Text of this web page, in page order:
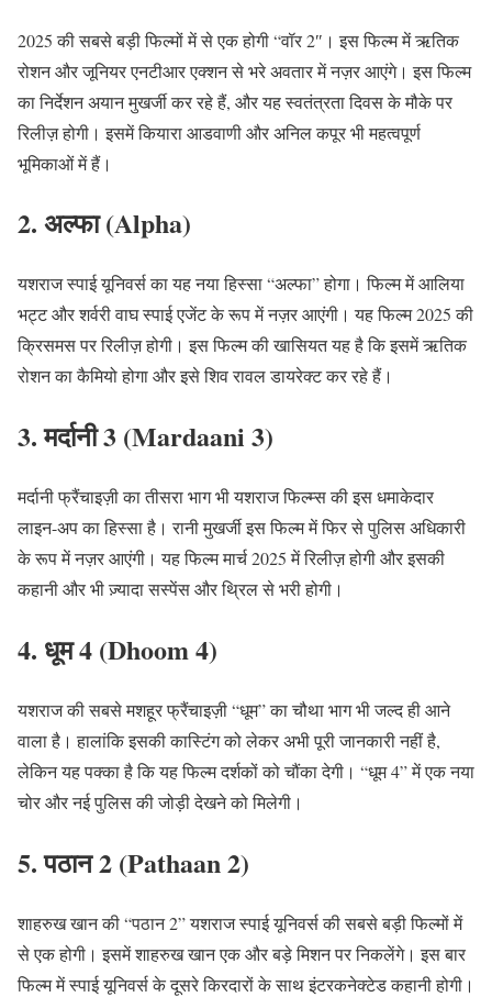
2025 की सबसे बड़ी फिल्मों में से एक होगी “वॉर 2″। इस फिल्म में ऋतिक
रोशन और जूनियर एनटीआर एक्शन से भरे अवतार में नज़र आएंगे। इस फिल्म
का निर्देशन अयान मुखर्जी कर रहे हैं, और यह स्वतंत्रता दिवस के मौके पर
रिलीज़ होगी। इसमें कियारा आडवाणी और अनिल कपूर भी महत्वपूर्ण
भूमिकाओं में हैं।
2. अल्फा (Alpha)
यशराज स्पाई यूनिवर्स का यह नया हिस्सा “अल्फा” होगा। फिल्म में आलिया
भट्ट और शर्वरी वाघ स्पाई एजेंट के रूप में नज़र आएंगी। यह फिल्म 2025 की
क्रिसमस पर रिलीज़ होगी। इस फिल्म की खासियत यह है कि इसमें ऋतिक
रोशन का कैमियो होगा और इसे शिव रावल डायरेक्ट कर रहे हैं।
3. मर्दानी 3 (Mardaani 3)
मर्दानी फ्रैंचाइज़ी का तीसरा भाग भी यशराज फिल्म्स की इस धमाकेदार
लाइन-अप का हिस्सा है। रानी मुखर्जी इस फिल्म में फिर से पुलिस अधिकारी
के रूप में नज़र आएंगी। यह फिल्म मार्च 2025 में रिलीज़ होगी और इसकी
कहानी और भी ज़्यादा सस्पेंस और थ्रिल से भरी होगी।
4. धूम 4 (Dhoom 4)
यशराज की सबसे मशहूर फ्रैंचाइज़ी “धूम” का चौथा भाग भी जल्द ही आने
वाला है। हालांकि इसकी कास्टिंग को लेकर अभी पूरी जानकारी नहीं है,
लेकिन यह पक्का है कि यह फिल्म दर्शकों को चौंका देगी। “धूम 4” में एक नया
चोर और नई पुलिस की जोड़ी देखने को मिलेगी।
5. पठान 2 (Pathaan 2)
शाहरुख खान की “पठान 2” यशराज स्पाई यूनिवर्स की सबसे बड़ी फिल्मों में
से एक होगी। इसमें शाहरुख खान एक और बड़े मिशन पर निकलेंगे। इस बार
फिल्म में स्पाई यूनिवर्स के दूसरे किरदारों के साथ इंटरकनेक्टेड कहानी होगी।